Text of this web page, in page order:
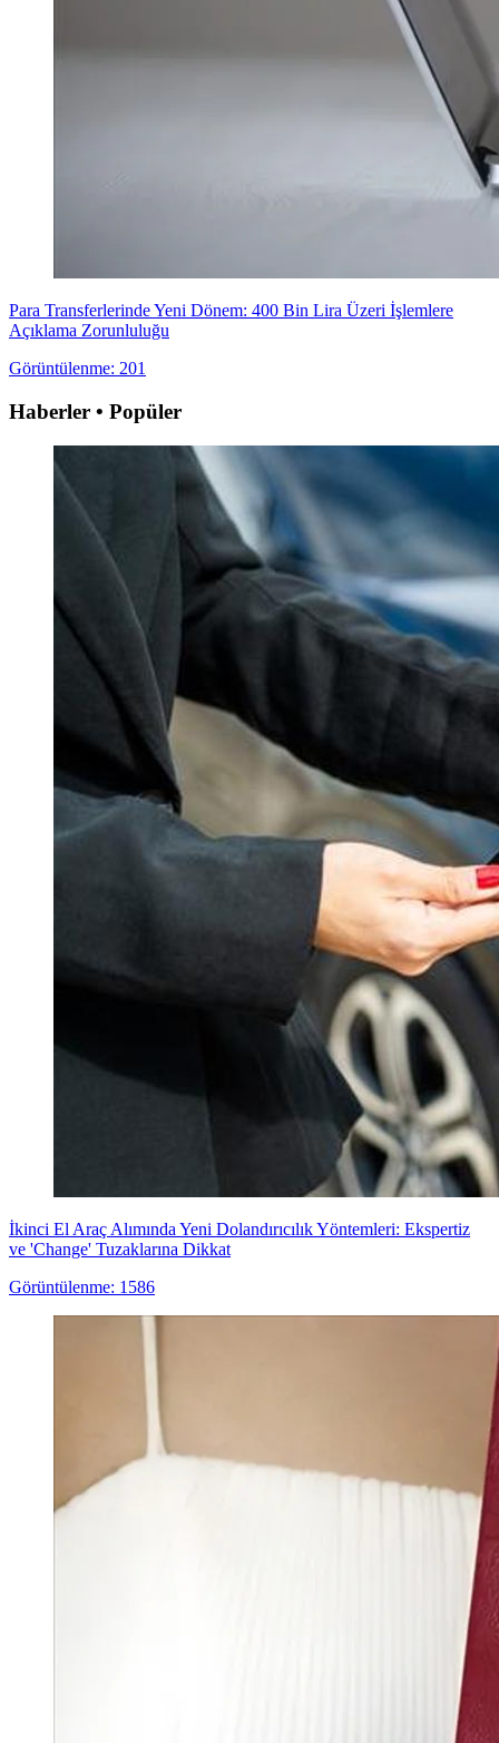
Para Transferlerinde Yeni Dönem: 400 Bin Lira Üzeri İşlemlere
Açıklama Zorunluluğu
Görüntülenme: 201
Haberler • Popüler
İkinci El Araç Alımında Yeni Dolandırıcılık Yöntemleri: Ekspertiz
ve 'Change' Tuzaklarına Dikkat
Görüntülenme: 1586